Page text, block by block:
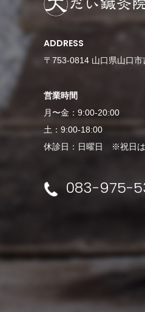
ADDRESS
〒753-0814 山口県山口
営業時間
月〜金：9:00-20:00
土：9:00-18:00
休診日：日曜日 ※祝日
083-975-